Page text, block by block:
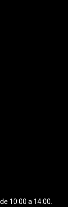
10:00 a 14:00.